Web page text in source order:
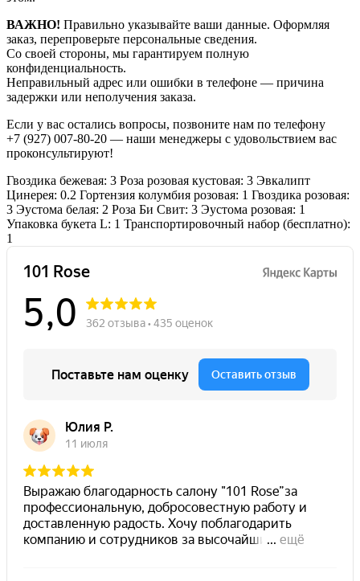
ВАЖНО! Правильно указывайте ваши данные. Оформляя
заказ, перепроверьте персональные сведения.
Со своей стороны, мы гарантируем полную
конфиденциальность.
Неправильный адрес или ошибки в телефоне — причина
задержки или неполучения заказа.
Если у вас остались вопросы, позвоните нам по телефону
+7 (927) 007-80-20 — наши менеджеры с удовольствием вас
проконсультируют!
Гвоздика бежевая: 3 Роза розовая кустовая: 3 Эвкалипт
Цинерея: 0.2 Гортензия колумбия розовая: 1 Гвоздика розовая:
3 Эустома белая: 2 Роза Би Свит: 3 Эустома розовая: 1
Упаковка букета L: 1 Транспортировочный набор (бесплатно):
1